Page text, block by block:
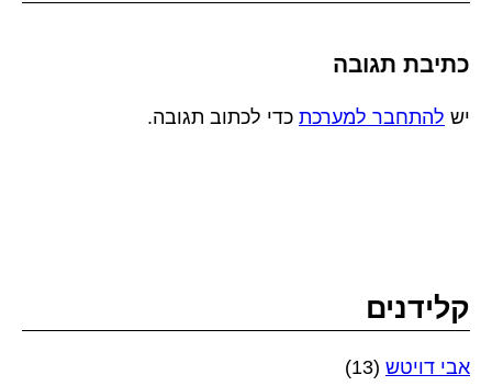
כתיבת תגובה
יש להתחבר למערכת כדי לכתוב תגובה.
קלידנים
אבי דויטש (13)